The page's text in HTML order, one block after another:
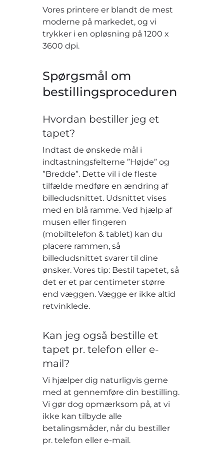
Vores printere er blandt de mest
moderne på markedet, og vi
trykker i en opløsning på 1200 x
3600 dpi.
Spørgsmål om
bestillingsproceduren
Hvordan bestiller jeg et
tapet?
Indtast de ønskede mål i
indtastningsfelterne ”Højde” og
”Bredde”. Dette vil i de fleste
tilfælde medføre en ændring af
billedudsnittet. Udsnittet vises
med en blå ramme. Ved hjælp af
musen eller fingeren
(mobiltelefon & tablet) kan du
placere rammen, så
billedudsnittet svarer til dine
ønsker. Vores tip: Bestil tapetet, så
det er et par centimeter større
end væggen. Vægge er ikke altid
retvinklede.
Kan jeg også bestille et
tapet pr. telefon eller e-
mail?
Vi hjælper dig naturligvis gerne
med at gennemføre din bestilling.
Vi gør dog opmærksom på, at vi
ikke kan tilbyde alle
betalingsmåder, når du bestiller
pr. telefon eller e-mail.